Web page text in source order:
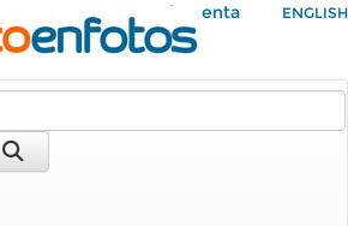
Mi Cuenta ENGLISH